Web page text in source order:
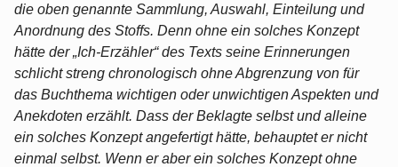
die oben genannte Sammlung, Auswahl, Einteilung und
Anordnung des Stoffs. Denn ohne ein solches Konzept
hätte der „Ich-Erzähler“ des Texts seine Erinnerungen
schlicht streng chronologisch ohne Abgrenzung von für
das Buchthema wichtigen oder unwichtigen Aspekten und
Anekdoten erzählt. Dass der Beklagte selbst und alleine
ein solches Konzept angefertigt hätte, behauptet er nicht
einmal selbst. Wenn er aber ein solches Konzept ohne